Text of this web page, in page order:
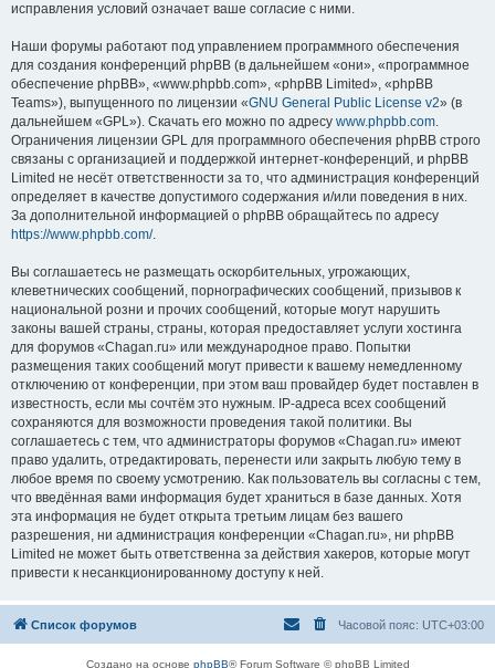
исправления условий означает ваше согласие с ними.
Наши форумы работают под управлением программного обеспечения
для создания конференций phpBB (в дальнейшем «они», «программное
обеспечение phpBB», «www.phpbb.com», «phpBB Limited», «phpBB
Teams»), выпущенного по лицензии «GNU General Public License v2» (в
дальнейшем «GPL»). Скачать его можно по адресу www.phpbb.com.
Ограничения лицензии GPL для программного обеспечения phpBB строго
связаны с организацией и поддержкой интернет-конференций, и phpBB
Limited не несёт ответственности за то, что администрация конференций
определяет в качестве допустимого содержания и/или поведения в них.
За дополнительной информацией о phpBB обращайтесь по адресу
https://www.phpbb.com/.
Вы соглашаетесь не размещать оскорбительных, угрожающих,
клеветнических сообщений, порнографических сообщений, призывов к
национальной розни и прочих сообщений, которые могут нарушить
законы вашей страны, страны, которая предоставляет услуги хостинга
для форумов «Chagan.ru» или международное право. Попытки
размещения таких сообщений могут привести к вашему немедленному
отключению от конференции, при этом ваш провайдер будет поставлен в
известность, если мы сочтём это нужным. IP-адреса всех сообщений
сохраняются для возможности проведения такой политики. Вы
соглашаетесь с тем, что администраторы форумов «Chagan.ru» имеют
право удалить, отредактировать, перенести или закрыть любую тему в
любое время по своему усмотрению. Как пользователь вы согласны с тем,
что введённая вами информация будет храниться в базе данных. Хотя
эта информация не будет открыта третьим лицам без вашего
разрешения, ни администрация конференции «Chagan.ru», ни phpBB
Limited не может быть ответственна за действия хакеров, которые могут
привести к несанкционированному доступу к ней.
Список форумов Часовой пояс: UTC+03:00
Создано на основе phpBB® Forum Software © phpBB Limited